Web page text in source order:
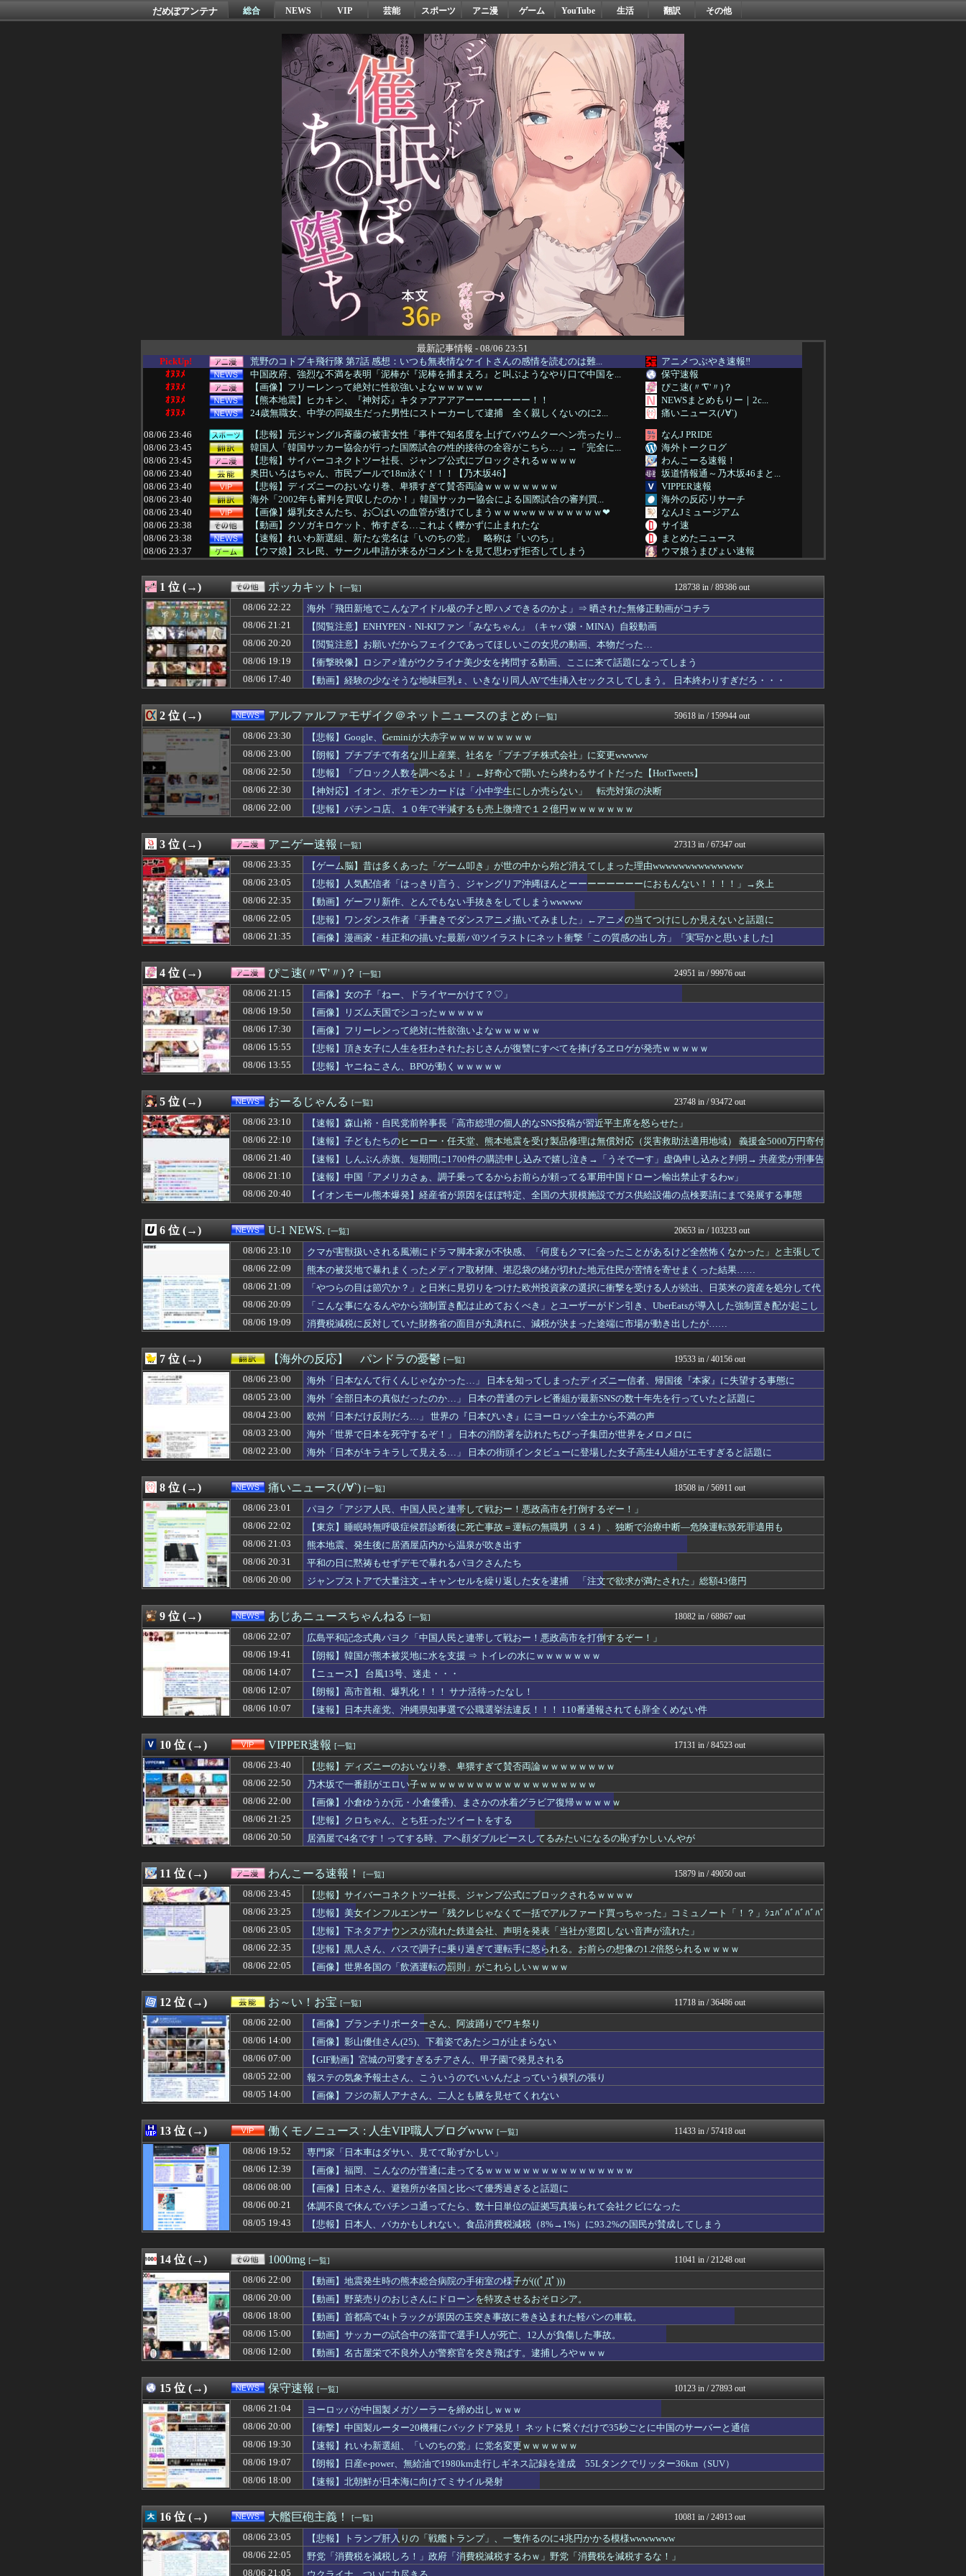
だめぽアンテナ 総合 NEWS VIP 芸能 スポーツ アニ漫 ゲーム YouTube 生活 翻訳 その他
最新記事情報 - 08/06 23:51
PickUp!
荒野のコトブキ飛行隊 第7話 感想：いつも無表情なケイトさんの感情を読むのは難...
アニメつぶやき速報‼︎
ｵﾇﾇﾒ
中国政府、強烈な不満を表明「泥棒が『泥棒を捕まえろ』と叫ぶようなやり口で中国を...
保守速報
ｵﾇﾇﾒ
【画像】フリーレンって絶対に性欲強いよなｗｗｗｗｗ
ぴこ速(〃'∇'〃)？
ｵﾇﾇﾒ
【熊本地震】ヒカキン、『神対応』キタァアアアアーーーーーーー！！
NEWSまとめもりー｜2c...
ｵﾇﾇﾒ
24歳無職女、中学の同級生だった男性にストーカーして逮捕 全く親しくないのに2...
痛いニュース(ﾉ∀`)
08/06 23:46
【悲報】元ジャングル斉藤の被害女性「事件で知名度を上げてバウムクーヘン売ったり...
なんJ PRIDE
08/06 23:45
韓国人「韓国サッカー協会が行った国際試合の性的接待の全容がこちら…」→「完全に...
海外トークログ
08/06 23:45
【悲報】サイバーコネクトツー社長、ジャンプ公式にブロックされるｗｗｗｗ
わんこーる速報！
08/06 23:40
奥田いろはちゃん、市民プールで18m泳ぐ！！！【乃木坂46】
坂道情報通～乃木坂46まと...
08/06 23:40
【悲報】ディズニーのおいなり巻、卑猥すぎて賛否両論ｗｗｗｗｗｗｗｗ
VIPPER速報
08/06 23:40
海外「2002年も審判を買収したのか！」韓国サッカー協会による国際試合の審判買...
海外の反応リサーチ
08/06 23:40
【画像】爆乳女さんたち、お◯ぱいの血管が透けてしまうｗｗｗwｗｗｗｗｗｗｗｗ❤
なんJミュージアム
08/06 23:38
【動画】クソガキロケット、怖すぎる…これよく轢かずに止まれたな
サイ速
08/06 23:38
【速報】れいわ新選組、新たな党名は「いのちの党」 略称は「いのち」
まとめたニュース
08/06 23:37
【ウマ娘】スレ民、サークル申請が来るがコメントを見て思わず拒否してしまう
ウマ娘うまぴょい速報
08/06 23:34
【急募】はじめの一歩とバキ以外で面白い格闘漫画ｗｗｗｗｗｗｗｗ
筋肉速報
08/06 23:33
『バンドリ！ ゆめ∞みた』8話感想 みゅーたいぷ解散の危機！？
ああ言えばForYou
08/06 23:31
米軍のミサイル、イラン戦でほぼ全部使い果たすｗｗｗｗｗｗ
なんJ PRIDE
08/06 23:30
【悲報】Google、Geminiが大赤字ｗｗｗｗｗｗｗｗｗ
アルファルファモザイク＠ネ...
08/06 23:30
侍戦士、井端を酷評「選手との会話がほとんどなく意思疎通が難しかった。大谷さえ『...
08/06 23:30
【原神】ついに我がほたちんが最強になるのか
08/06 23:30
【悲報】ワイのイーヌ、ドッグランに行くも周囲と馴染めず無言の帰宅
キニ速
08/06 23:30
【サッカー】板倉滉は「めっちゃモテる」 年収7億円・お洒落・包容力…超愛される...
フットボール速報
08/06 23:30
【悲報】週刊少年ジャンプさん、最大発行部数653万部から急降下でついに100万...
ジャンプ速報
08/06 23:25
【悲報】お姉ちゃんのブラジャーに媚薬塗って放置しておいたらｗｗｗｗｗｗｗｗｗｗ...
バズッター速報
08/06 23:25
【悲報】美女インフルエンサー「残クレじゃなくて一括でアルファード買っちゃった」...
わんこーる速報！
08/06 23:24
鬼の正体、船で難破して日本に漂着した白人だった説
08/06 23:21
小久保監督「今日は早く帰って寝る」
鷹速@ホークスまとめブログ
08/06 23:20
【悲報】サッカー王国ブラジル…国民の大半がサッカーの興味なしの模様・・
08/06 23:20
【画像】エース伊藤百花の生腋写真が公開されてしまう
アナ速‐女子アナ画像速報
08/06 23:19
【画像】こんなエッチなメスうさぎいたら？
じわ速 芸能ニュースまとめ
08/06 23:19
【悲報】射殺されたオッサン、最近母を亡くして精神的ショックを受けていたと判明
ラビット速報
08/06 23:18
【相場】ドル円、上抜け 1ドル158円台
08/06 23:15
【朗報】どすけべ一流グラドル集結した結果www
まとめCUP
08/06 23:12
【衝撃】藤原紀香＆ののかちゃん、異色のコンビで「まんが日本昔ばなし」を舞台化し...
NEWSまとめもりー｜2c...
08/06 23:12
ブロリーMADを初めて見たんだが
08/06 23:12
先週、嫁の妹と「口移し」で酒を飲んで興奮した。おそらく男女の関係になる
浮気ちゃんねる
08/06 23:11
外国人「これが日本で嫌われてるアニメキャラのカップリングらしい…」
海外の万国反応記＠海外の反...
08/06 23:11
【画像】小倉ゆうか（元・小倉優香）が水着グラビア復帰ｗｗｗｗｗ
08/06 23:10
【画像】中国で2億年に1人のデカ乳美少女が出現するｗｗｗwｗｗｗｗｗｗｗｗ❤
なんJミュージアム
08/06 23:10
クマが害獣扱いされる風潮にドラマ脚本家が不快感、「何度もクマに会ったことがある...
U-1 NEWS.
08/06 23:10
【速報】森山裕・自民党前幹事長「高市総理の個人的なSNS投稿が習近平主席を怒ら...
おーるじゃんる
08/06 23:09
俺を嫌う義娘は、母が危篤になっても「会いに行かない」と言った
おうち速報
08/06 23:09
【画像】お前らこの画像でフフッてなったら絶対に寝ろよwwwwww
ぶる速-VIP
08/06 23:08
【悲報】玉川徹さん、8月6日の原爆の日にトンデモ持論を展開し物議… → ネット...
08/06 23:06
2歳前の息子とは公共の場で必ず手を繋いでる。でもTDLで友人に「こういう場所く...
修羅場ライフ速報
08/06 23:05
【衝撃画像】有名セクシー女優さん、整形手術に大失敗して撮影不能に⇒！！
08/06 23:05
【画像】元アイドル(27)さん、全身エ□すぎてしまうｗｗｗｗｗｗｗ
08/06 23:05
【悲報】トランプ肝入りの「戦艦トランプ」、一隻作るのに4兆円かかる模様wwww...
大艦巨砲主義！
08/06 23:05
【悲報】人気配信者「はっきり言う、ジャングリア沖縄ほんとーーーーーーーーにおも...
アニゲー速報
08/06 23:05
【悲報】下ネタアナウンスが流れた鉄道会社、声明を発表「当社が意図しない音声が流...
08/06 23:03
【画像】乳も無いくせにビキニになる女子ｗｗｗｗｗｗｗｗｗｗｗｗｗｗｗｗｗｗｗｗ...
いたしん！
08/06 23:03
新婚早々、風呂にいる夫から「髪の毛洗ってヒゲを剃ってくれ」と言われた。自分でや...
修羅の華-家庭・生活まとめ
08/06 23:03
【遊戯王】なんか「ウィッチクラフト」の新規いるけど強いの？
遊戯王マスターデュエルまと...
08/06 23:01
【悲報】中川翔子(41)「Xはもう愚痴だらけだから開きたくない」
なんJ PRIDE
パヨク「アジア人民、中国人民と連帯して戦おー！悪政高市を打倒するぞー！」
痛いニュース(ﾉ∀`)
08/06 23:01
【警告】株式投資、男性の自信喪失の原因に… 6割超が「人生の敗者」自認
凹凸ちゃんねる 発達障害・...
08/06 23:01
河出奈都美アナ ノースリニットの巨乳、横乳、脇！！【GIF動画あり】
アナきゃぷ速報
08/06 23:01
【ウマ娘】夜に食べるアイスおいち！「きーん」ってするち。
ウマ娘まとめ速報うまろぐ
08/06 23:00
ガルシア 打率.230 13打数3安打 2本塁打 7打点
阪神タイガースちゃんねる
08/06 23:00
冨里奈央、超薄着。背徳感ヤバすぎだってwwwwwww
08/06 23:00
富士登山ツアー中に64歳男性死亡 8合目付近で意識失う
登山ちゃんねる
08/06 23:00
『令和のダラさん』6話感想 ダラさんにビームを打ちたいと懇願する薫
ああ言えばForYou
【朗報】プチプチで有名な川上産業、社名を「プチプチ株式会社」に変更wwwww
アルファルファモザイク＠ネ...
08/06 23:00
日本一うまいラーショいってきたぞ
明日は何を食べようか
08/06 23:00
グリーンのラッタ死亡説が本当にそうなのかで揉める話題になってるのを知って驚いて...
アルセウス速報＠ポケモンま...
08/06 23:00
積水ハウス「地面師に55億円騙し取られた…」ワイ「はえーかわいそう…会社滅茶苦...
投資ちゃんねる
08/06 23:00
ワイ、よりによってエロ配信してる19♀に叱られる
キニ速
08/06 23:00
外で全裸になりたい気持ちがわからない お前らは一度ぐらいは思ったことがあるんか...
ほんわかMkⅡ
08/06 23:00
不動産ファンド「みんなで大家さん」が約2881億円の債務超過 分配金の支払い停...
みそパンNEWS
08/06 23:00
【遊戯王ラッシュデュエル情報】君臨のヘッドライナーにイラスト違いの「魔導兵騎ゼ...
08/06 23:00
Vチューバーに最近ある変化が起きつつある
ゲーム実況者速報＠YouT...
08/06 23:00
【衝撃】韓国人「宮崎駿が首を縦に振った金額」
ニチカン！
08/06 23:00
車とかバイクのガラスコーティングってやっぱり時間経過で剥がれるの？
バイク速報
海外「日本なんて行くんじゃなかった…」 日本を知ってしまったディズニー信者、帰...
08/06 23:00
ドラえもん映画、『のび太「の」』と『のび太「と」』の違いがわからないと話題に
カンダタ速報
08/06 22:59
シャアってツインテール少女時代のハマーンは好みじゃなかったの？
ガンダムブログ（情報戦仕様...
08/06 22:59
【悲報】ワールドトリガーのストーリー、もう誰も覚えてない
漫画まとめ速報
08/06 22:58
介護の仕事マジでしんどい
資格ちゃんねる
08/06 22:57
『仮面ライダーマイス』制作発表会見で追加情報解禁 他、今週の備忘録（2026/...
08/06 22:57
母子家庭で育った私のことを底辺だと思い込んでいた義弟嫁。うちが母から援助を受け...
08/06 22:57
ママ友同士で7000円のランチを楽しんでいたら、一人の発言で場の空気が凍りつい...
素敵な鬼女様
08/06 22:57
人の雰囲気や見た目から生まれた季節わかる？
衝撃体験！アンビリバボー｜...
08/06 22:56
650万部を誇った「週刊少年ジャンプ」発行部数が初の100万部割れ 国内紙雑誌...
08/06 22:55
コメ価格先行き指数 過去最低 今後も値下がり傾向 [8/6]
08/06 22:52
ついに国産ヒューマノイド登場、人手不足深刻化の医療・製造現場などでの活用想定！
軍事・ミリタリー速報☆彡
08/06 22:52
ファミマソックス、1円（クーポン）で投げ売りｗｗｗｗｗｗｗｗｗｗｗ
かせまと！
08/06 22:50
【悲報】「ブロック人数を調べるよ！」←好奇心で開いたら終わるサイトだった【Ho...
アルファルファモザイク＠ネ...
08/06 22:50
【画像】橋本環奈の谷間、なんかエロい❤
なんJミュージアム
08/06 22:50
【日向坂46】石塚瑶季×乃木坂46井上和、まさかの裏話・・・
【朗報】なろう系の四天王、「無職転生オバロ転スラリゼロ」でガチ決定ｗｗｗ
動画配信中に亡くなったMINAさん（みなちゃん）が誹謗中傷にさらされた経緯がこ...
ラビット速報
08/06 22:47
GWの旅行中ホテルのロビーでナンパしてきた男に部屋バレしてずっとノックされた、...
08/06 22:47
【頃意湧いた】義両親が3歳の息子を迷子にさせた。ごまかすつもりでオモチャを買い...
08/06 22:45
ワイ、今月の電気代３．５万円コース
育児板拾い読み
08/06 22:45
【画像】帰ってきた神ボディをご覧くださいwwwww小倉ゆうか、「FRIDAY」...
もきゅ速(*´ω`*)人(...
08/06 22:40
【画像】菊地姫奈さん、歩くだけで揺れてしまうｗｗwｗｗｗｗｗｗｗｗｗ❤
なんJミュージアム
08/06 22:40
【朗報】『ハルヒ』『らき☆すた』のヤマカン「もし降板ということになったら、俺が...
キニ速
08/06 22:40
刃物を持って中国大使館に侵入した自衛官、地裁で動機明かす「中国の強硬な外交方針...
08/06 22:40
海外「素晴らしい追悼」東野圭吾最新作の発売カウントダウンに海外興味津々！（海外...
08/06 22:39
娘のおひたしに大量の醤油をかけた夫。以前から何度も注意していたのに、また同じこ...
鬼女はみた -修羅場・恋愛...
08/06 22:39
新居を立てた時にお祝いをもらったのでママ友3名をうちに招待。そのうちのＡさん、...
08/06 22:39
格闘技の部活に入ったら全員が部長と一番強い奴のスネ夫かパシリになってて呆れた。...
08/06 22:39
元TBSアナ 山本里奈離婚
なんJ PRIDE
08/06 22:38
ジムニー(前後リジットサス、ラダーフレーム、ホイールベース短い以上にトレッドも...
サイ速
08/06 22:35
石材店事務の面接行ってきたが、募集内容と仕事内容が全然違った。接客と清掃、草取...
子育てちゃんねる
08/06 22:35
DeNA 5－11 阪神、3位浮上ならず...連勝は4で止まる...ビド2回8...
ベイスターズNEWS
08/06 22:35
【大惨事】泥酔した女性を泊めて性行為した結果ｗｗｗｗｗｗｗｗｗｗｗｗｗｗｗｗｗ...
08/06 22:35
【動画】ゲーフリ新作、とんでもない手抜きをしてしまうwwwww
アニゲー速報
08/06 22:35
【悲報】週間少年ジャンプのグッズ(43億円分)を注文し全てキャンセルした女逮捕...
スコールちゃんねる｜２ちゃ...
08/06 22:34
【画像】アナウンサーのおっぱい、デカすぎるｗｗｗｗｗｗｗ
筋肉速報
あたし将(20)、パパ活おじさんのチ◯コでおま○こを擦られまくった結果ｗｗｗｗ...
えっ!?またここのサイト?
IカップAV女優さん(24)👙さらに増量してIカップになる
08/06 22:33
【悲報】5年前のNHK性加害の出演者は「今も普通の顔して芸能活動してる」ネット...
watch＠２ちゃんねる
08/06 22:32
【朗報】板倉滉は「めっちゃモテる」 年収7億円・お洒落・包容力…超愛される日本...
【サッカー まとめ】サカラ...
08/06 22:31
「誰が責任者だったのか！」FIFAが“W杯売却計画”を断念…UEFAが超長文で...
Samurai GOAL
08/06 22:31
【郎報】ワイ、年上彼女(31)と付き合い完全に「ヒモ状態」になった結果ｗｗｗ
08/06 22:31
FF10の名シーン←思い浮かべたもの
08/06 22:30
8/6セ順位 虎=兎=====//-====燕星===竜鯉
竜速（りゅうそく）
08/06 22:30
板橋の花火大会にセクシー女優松本いちかと新井リマおって草
ぶる速-VIP
08/06 22:30
『グラブルリリンク』新規なんだが6人育成し出して挫折した、これ全キャラ育成する...
08/06 22:30
【にじさんじ】綺沙良「おはや！！大きな声では言えないのやけど昨日みんなに言われ...
08/06 22:30
【悲報】タクシー運転手、儲かりまくることが判明ｗｗｗｗｗｗｗｗｗｗｗｗｗｗｗｗ...
あらまめ2ch
08/06 22:30
バイク乗りワイ、バイク降りる事を決意する
育児板拾い読み
08/06 22:30
L戦国乙女5で456をツモったスロッターさん、本能寺が下振れまくってツラそう
パチンコ・パチスロ.com
08/06 22:30
【神対応】イオン、ポケモンカードは「小中学生にしか売らない」 転売対策の決断
08/06 22:30
【原神】 新聖遺物はオデット用と7.1のヴェスナ用だなこれ
08/06 22:30
彼女と同棲初めたら家に物が5倍くらい増えてストレスヤバい。3LDKで余裕だろと...
かぞくちゃんねる
08/06 22:30
【サッカー】W杯後無所属の長友佑都が東京のJ1開幕戦に来場「みなさまへご挨拶さ...
フットボール速報
08/06 22:30
【悲報】時給1500円でもミャンマー人に逃げられる…地方の雇用崩壊がヤバい
モッコスヌ〜ン
08/06 22:29
義両親「空き家になるし住んでいいよ」私たち「じゃあお言葉に甘えて…」→引っ越し...
修羅場ハザード -復讐・D...
08/06 22:29
謎の勢力「みい山のアニメ化反対！不謹慎！」アニメ会社「もちづきさんアニメ化！」...
漫画まとめ速報
08/06 22:29
【財務省人事】エース級の財務官僚・一松旬氏が”異例転出”へ 官邸幹部「協力的で...
日本第一！ニュース録
08/06 22:28
【画像】NHK巨乳アナの飯尾夏帆さん、チクポチしてしまう
アナ速‐女子アナ画像速報
08/06 22:27
【悲報】日経平均2013「1万円です」日経平均2026「6万円です」←これは年...
なんJクエスト
08/06 22:26
【悲報】警察に射殺された包丁男、直前に母を亡くし精神的ショックを受けていたと判...
08/06 22:25
【悲報】伊藤大海(146)、ベネズエラ戦にてブルペンで5球しか投げられていなか...
08/06 22:25
【愕然】セフレが42歳の人妻なんやけど質問ある？ｗｗｗｗｗｗｗｗwwww
バズッター速報
08/06 22:24
【ROBOT魂】88,000のミーティアが二次も即完売なの大人気すぎる…
ガンプラ ログ
08/06 22:23
【衝撃】兵庫県斎藤知事、海外事業所を全て廃止へ「公務員が海外で遊ぶためにある」...
08/06 22:22
海外「飛田新地でこんなアイドル級の子と即ハメできるのかよ」⇒ 晒された無修正動...
08/06 22:22
27歳ワイ、彼女の作り方が全くわからない…
りぷらい速報
08/06 22:21
【NBA】DETのGリーグチームが参加費250ドルで公開トライアウトを開催 バスケまとめ・COM
1 位 (→) ポッカキット [一覧] 128738 in / 89386 out
08/06 22:22
海外「飛田新地でこんなアイドル級の子と即ハメできるのかよ」⇒ 晒された無修正動画がコチラ
08/06 21:21
【閲覧注意】ENHYPEN・NI-KIファン「みなちゃん」（キャバ嬢・MINA）自殺動画
08/06 20:20
【閲覧注意】お願いだからフェイクであってほしいこの女児の動画、本物だった…
08/06 19:19
【衝撃映像】ロシア♂達がウクライナ美少女を拷問する動画、ここに来て話題になってしまう
08/06 17:40
【動画】経験の少なそうな地味巨乳♀、いきなり同人AVで生挿入セックスしてしまう。 日本終わりすぎだろ・・・
2 位 (→) アルファルファモザイク＠ネットニュースのまとめ [一覧] 59618 in / 159944 out
08/06 23:30
【悲報】Google、Geminiが大赤字ｗｗｗｗｗｗｗｗｗ
08/06 23:00
【朗報】プチプチで有名な川上産業、社名を「プチプチ株式会社」に変更wwwww
08/06 22:50
【悲報】「ブロック人数を調べるよ！」←好奇心で開いたら終わるサイトだった【HotTweets】
08/06 22:30
【神対応】イオン、ポケモンカードは「小中学生にしか売らない」 転売対策の決断
08/06 22:00
【悲報】パチンコ店、１０年で半減するも売上微増で１２億円ｗｗｗｗｗｗｗ
3 位 (→) アニゲー速報 [一覧] 27313 in / 67347 out
08/06 23:35
【ゲーム脳】昔は多くあった「ゲーム叩き」が世の中から殆ど消えてしまった理由wwwwwwwwwwwwww
08/06 23:05
【悲報】人気配信者「はっきり言う、ジャングリア沖縄ほんとーーーーーーーーにおもんない！！！！」→炎上
08/06 22:35
【動画】ゲーフリ新作、とんでもない手抜きをしてしまうwwwww
08/06 22:05
【悲報】ワンダンス作者「手書きでダンスアニメ描いてみました」←アニメの当てつけにしか見えないと話題に
08/06 21:35
【画像】漫画家・桂正和の描いた最新パ0ツイラストにネット衝撃「この質感の出し方」「実写かと思いました]
4 位 (→) ぴこ速(〃'∇'〃)？ [一覧] 24951 in / 99976 out
08/06 21:15
【画像】女の子「ねー、ドライヤーかけて？♡」
08/06 19:50
【画像】リズム天国でシコったｗｗｗｗｗ
08/06 17:30
【画像】フリーレンって絶対に性欲強いよなｗｗｗｗｗ
08/06 15:55
【悲報】頂き女子に人生を狂わされたおじさんが復讐にすべてを捧げるヱロゲが発売ｗｗｗｗｗ
08/06 13:55
【悲報】ヤニねこさん、BPOが動くｗｗｗｗｗ
5 位 (→) おーるじゃんる [一覧] 23748 in / 93472 out
08/06 23:10
【速報】森山裕・自民党前幹事長「高市総理の個人的なSNS投稿が習近平主席を怒らせた」
08/06 22:10
【速報】子どもたちのヒーロー・任天堂、熊本地震を受け製品修理は無償対応（災害救助法適用地域） 義援金5000万円寄付
08/06 21:40
【速報】しんぶん赤旗、短期間に1700件の購読申し込みで嬉し泣き→「うそでーす」虚偽申し込みと判明→ 共産党が刑事告
訴「厳重な処罰を求める」
08/06 21:10
【速報】中国「アメリカさぁ、調子乗ってるからお前らが頼ってる軍用中国ドローン輸出禁止するわw」
08/06 20:40
【イオンモール熊本爆発】経産省が原因をほぼ特定、全国の大規模施設でガス供給設備の点検要請にまで発展する事態
6 位 (→) U-1 NEWS. [一覧] 20653 in / 103233 out
08/06 23:10
クマが害獣扱いされる風潮にドラマ脚本家が不快感、「何度もクマに会ったことがあるけど全然怖くなかった」と主張して
おり……
08/06 22:09
熊本の被災地で暴れまくったメディア取材陣、堪忍袋の緒が切れた地元住民が苦情を寄せまくった結果……
08/06 21:09
「やつらの目は節穴か？」と日米に見切りをつけた欧州投資家の選択に衝撃を受ける人が続出、日英米の資産を処分して代
わりに選んだのは……
08/06 20:09
「こんな事になるんやから強制置き配は止めておくべき」とユーザーがドン引き、UberEatsが導入した強制置き配が起こし
たのは……
08/06 19:09 消費税減税に反対していた財務省の面目が丸潰れに、減税が決まった途端に市場が動き出したが……
7 位 (→) 【海外の反応】 パンドラの憂鬱 [一覧] 19533 in / 40156 out
08/06 23:00
海外「日本なんて行くんじゃなかった…」 日本を知ってしまったディズニー信者、帰国後『本家』に失望する事態に
08/05 23:00
海外「全部日本の真似だったのか…」 日本の普通のテレビ番組が最新SNSの数十年先を行っていたと話題に
08/04 23:00
欧州「日本だけ反則だろ…」 世界の『日本びいき』にヨーロッパ全土から不満の声
08/03 23:00
海外「世界で日本を死守するぞ！」 日本の消防署を訪れたちびっ子集団が世界をメロメロに
08/02 23:00
海外「日本がキラキラして見える…」 日本の街頭インタビューに登場した女子高生4人組がエモすぎると話題に
8 位 (→) 痛いニュース(ﾉ∀`) [一覧] 18508 in / 56911 out
08/06 23:01
パヨク「アジア人民、中国人民と連帯して戦おー！悪政高市を打倒するぞー！」
08/06 22:02
【東京】睡眠時無呼吸症候群診断後に死亡事故＝運転の無職男（３４）、独断で治療中断―危険運転致死罪適用も
08/06 21:03
熊本地震、発生後に居酒屋店内から温泉が吹き出す
08/06 20:31
平和の日に黙祷もせずデモで暴れるパヨクさんたち
08/06 20:00
ジャンプストアで大量注文→キャンセルを繰り返した女を逮捕 「注文で欲求が満たされた」総額43億円
9 位 (→) あじあニュースちゃんねる [一覧] 18082 in / 68867 out
08/06 22:07
広島平和記念式典パヨク「中国人民と連帯して戦おー！悪政高市を打倒するぞー！」
08/06 19:41
【朗報】韓国が熊本被災地に水を支援 ⇒ トイレの水にｗｗｗｗｗｗｗ
08/06 14:07
【ニュース】 台風13号、迷走・・・
08/06 12:07
【朗報】高市首相、爆乳化！！！ サナ活待ったなし！
08/06 10:07
【速報】日本共産党、沖縄県知事選で公職選挙法違反！！！ 110番通報されても辞全くめない件
10 位 (→) VIPPER速報 [一覧] 17131 in / 84523 out
08/06 23:40
【悲報】ディズニーのおいなり巻、卑猥すぎて賛否両論ｗｗｗｗｗｗｗｗ
08/06 22:50
乃木坂で一番顔がエロい子ｗｗｗｗｗｗｗｗｗｗｗｗｗｗｗｗｗｗｗ
08/06 22:00
【画像】小倉ゆうか(元・小倉優香)、まさかの水着グラビア復帰ｗｗｗｗｗ
08/06 21:25
【悲報】クロちゃん、とち狂ったツイートをする
08/06 20:50
居酒屋で4名です！ってする時、アヘ顔ダブルピースしてるみたいになるの恥ずかしいんやが
11 位 (→) わんこーる速報！ [一覧] 15879 in / 49050 out
08/06 23:45
【悲報】サイバーコネクトツー社長、ジャンプ公式にブロックされるｗｗｗｗ
08/06 23:25
【悲報】美女インフルエンサー「残クレじゃなくて一括でアルファード買っちゃった」コミュノート「！？」ｼｭﾊﾞﾊﾞﾊﾞﾊﾞﾊﾞ
08/06 23:05
【悲報】下ネタアナウンスが流れた鉄道会社、声明を発表「当社が意図しない音声が流れた」
08/06 22:35
【悲報】黒人さん、バスで調子に乗り過ぎて運転手に怒られる。お前らの想像の1.2倍怒られるｗｗｗｗ
08/06 22:05
【画像】世界各国の「飲酒運転の罰則」がこれらしいｗｗｗｗ
12 位 (→) お～い！お宝 [一覧] 11718 in / 36486 out
08/06 22:00
【画像】ブランチリポーターさん、阿波踊りでワキ祭り
08/06 14:00
【画像】影山優佳さん(25)、下着姿であたシコが止まらない
08/06 07:00
【GIF動画】宮城の可愛すぎるチアさん、甲子園で発見される
08/05 22:00
報ステの気象予報士さん、こういうのでいいんだよっていう横乳の張り
08/05 14:00
【画像】フジの新人アナさん、二人とも腋を見せてくれない
13 位 (→) 働くモノニュース : 人生VIP職人ブログwww [一覧] 11433 in / 57418 out
08/06 19:52
専門家「日本車はダサい、見てて恥ずかしい」
08/06 12:39
【画像】福岡、こんなのが普通に走ってるｗｗｗｗｗｗｗｗｗｗｗｗｗｗｗｗ
08/06 08:00
【画像】日本さん、避難所が各国と比べて優秀過ぎると話題に
08/06 00:21
体調不良で休んでパチンコ通ってたら、数十日単位の証拠写真撮られて会社クビになった
08/05 19:43
【悲報】日本人、バカかもしれない。食品消費税減税（8%→1%）に93.2%の国民が賛成してしまう
14 位 (→) 1000mg [一覧] 11041 in / 21248 out
08/06 22:00
【動画】地震発生時の熊本総合病院の手術室の様子が(((ﾟДﾟ)))
08/06 20:00
【動画】野菜売りのおじさんにドローンを特攻させるおそロシア。
08/06 18:00
【動画】首都高で4tトラックが原因の玉突き事故に巻き込まれた軽バンの車載。
08/06 15:00
【動画】サッカーの試合中の落雷で選手1人が死亡、12人が負傷した事故。
08/06 12:00
【動画】名古屋栄で不良外人が警察官を突き飛ばす。逮捕しろやｗｗｗ
15 位 (→) 保守速報 [一覧] 10123 in / 27893 out
08/06 21:04
ヨーロッパが中国製メガソーラーを締め出しｗｗｗ
08/06 20:00
【衝撃】中国製ルーター20機種にバックドア発見！ ネットに繋ぐだけで35秒ごとに中国のサーバーと通信
08/06 19:30
【速報】れいわ新選組、「いのちの党」に党名変更ｗｗｗｗｗｗ
08/06 19:07
【朗報】日産e-power、無給油で1980km走行しギネス記録を達成 55Lタンクでリッター36km（SUV）
08/06 18:00
【速報】北朝鮮が日本海に向けてミサイル発射
16 位 (→) 大艦巨砲主義！ [一覧] 10081 in / 24913 out
08/06 23:05
【悲報】トランプ肝入りの「戦艦トランプ」、一隻作るのに4兆円かかる模様wwwwwww
08/06 22:05
野党「消費税を減税しろ！」政府「消費税減税するわｗ」野党「消費税を減税するな！」
08/06 21:05